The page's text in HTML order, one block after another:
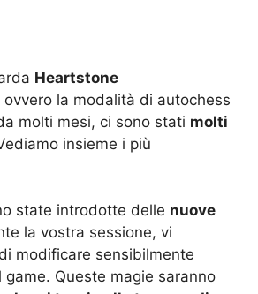
Heartstone
ovvero la modalità di autochess
molti mesi, ci sono stati molti
insieme i più
state introdotte delle nuove
la vostra sessione, vi
modificare sensibilmente
game. Queste magie saranno